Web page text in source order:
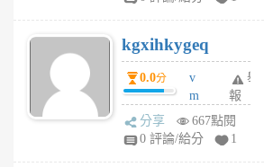
6
個
月
前
kgxihkygeq
0.0分
v
m
sg
sr
舉
報
分享
667點閱
0 評論/給分
1